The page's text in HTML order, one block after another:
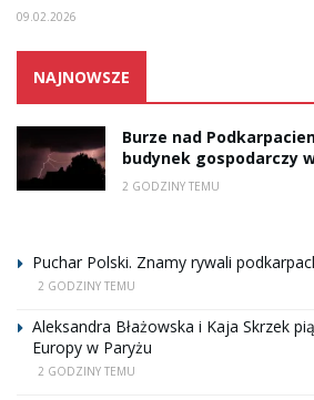
09.02.2026
NAJNOWSZE
Burze nad
budynek gospodarczy
2 GODZINY TEMU
Puchar Polski. Znamy rywali
2 GODZINY TEMU
Aleksandra Błażowska i Kaja Skrzek
Europy w Paryżu
2 GODZINY TEMU